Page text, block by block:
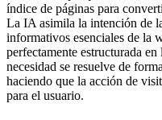
índice de páginas para
La IA asimila la intención de
informativos esenciales de la
perfectamente estructurada
necesidad se resuelve de
haciendo que la acción de
para el usuario.